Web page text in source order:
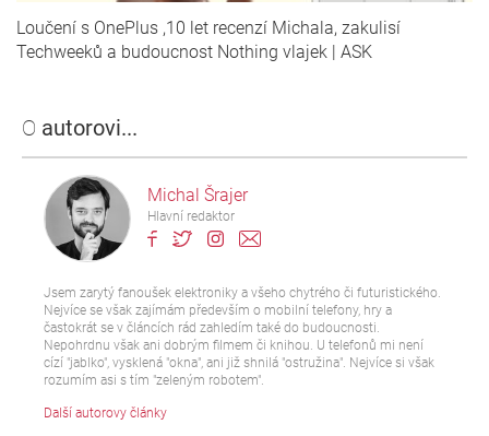
O autorovi...
Michal Šrajer
Hlavní redaktor
Jsem zarytý fanoušek elektroniky a všeho chytrého či futuristického.
Nejvíce se však zajímám především o mobilní telefony, hry a
častokrát se v článcích rád zahledím také do budoucnosti.
Nepohrdnu však ani dobrým filmem či knihou. U telefonů mi není
cízí "jablko", vysklená "okna", ani již shnilá "ostružina". Nejvíce si však
rozumím asi s tím "zeleným robotem".
Další autorovy články
Loučení s OnePlus ,10 let recenzí Michala, zakulisí
Techweeků a budoucnost Nothing vlajek | ASK